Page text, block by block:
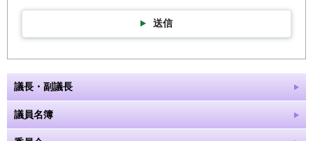
送信
議長・副議長
議員名簿